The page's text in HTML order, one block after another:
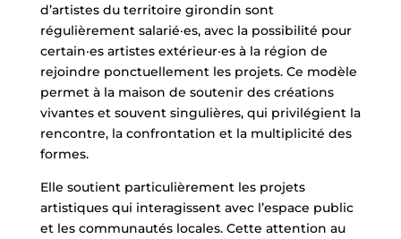
d’artistes du territoire girondin sont
régulièrement salarié·es, avec la possibilité pour
certain·es artistes extérieur·es à la région de
rejoindre ponctuellement les projets. Ce modèle
permet à la maison de soutenir des créations
vivantes et souvent singulières, qui privilégient la
rencontre, la confrontation et la multiplicité des
formes.
Elle soutient particulièrement les projets
artistiques qui interagissent avec l’espace public
et les communautés locales. Cette attention au